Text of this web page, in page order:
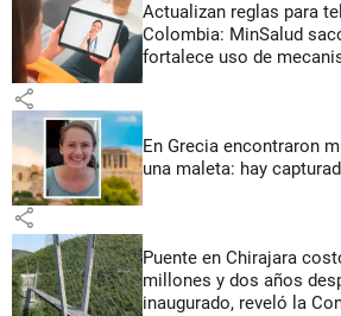
Actualizan reglas para
Colombia: MinSalud
fortalece uso de
share
En Grecia encontraron
una maleta: hay
share
Puente en Chirajara
millones y dos años
inaugurado, reveló la